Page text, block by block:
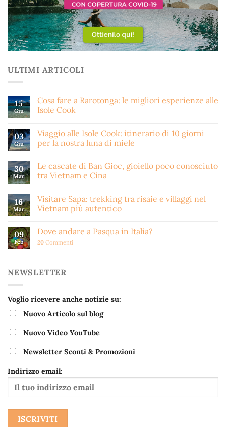
ULTIMI ARTICOLI
15
Giu
Cosa fare a Rarotonga: le migliori esperienze alle
Isole Cook
03
Giu
Viaggio alle Isole Cook: itinerario di 10 giorni
per la nostra luna di miele
30
Mar
Le cascate di Ban Gioc, gioiello poco conosciuto
tra Vietnam e Cina
16
Mar
Visitare Sapa: trekking tra risaie e villaggi nel
Vietnam più autentico
09
Feb
Dove andare a Pasqua in Italia?
20 Commenti
NEWSLETTER
Voglio ricevere anche notizie su:
Nuovo Articolo sul blog
Nuovo Video YouTube
Newsletter Sconti & Promozioni
Indirizzo email: